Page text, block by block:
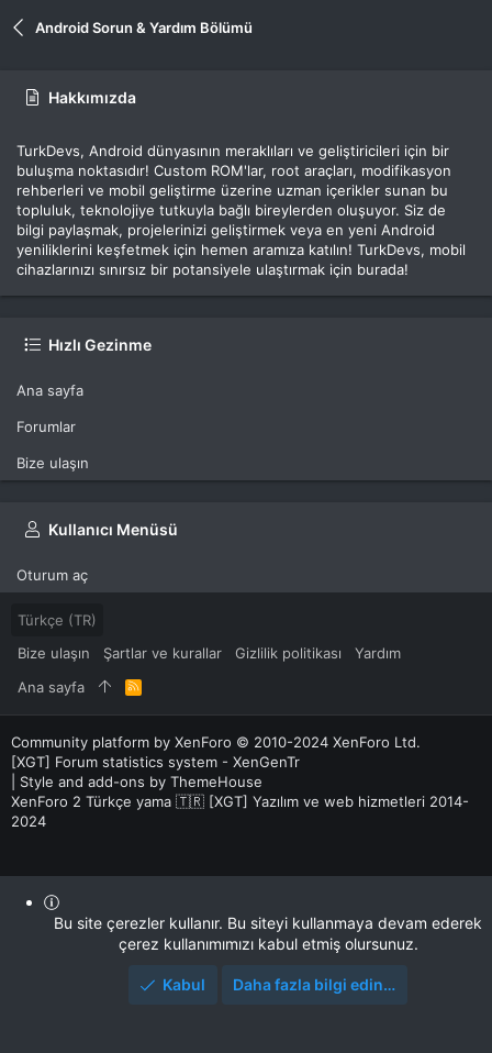
Android Sorun & Yardım Bölümü
Hakkımızda
TurkDevs, Android dünyasının meraklıları ve geliştiricileri için bir
buluşma noktasıdır! Custom ROM'lar, root araçları, modifikasyon
rehberleri ve mobil geliştirme üzerine uzman içerikler sunan bu
topluluk, teknolojiye tutkuyla bağlı bireylerden oluşuyor. Siz de
bilgi paylaşmak, projelerinizi geliştirmek veya en yeni Android
yeniliklerini keşfetmek için hemen aramıza katılın! TurkDevs, mobil
cihazlarınızı sınırsız bir potansiyele ulaştırmak için burada!
Hızlı Gezinme
Ana sayfa
Forumlar
Bize ulaşın
Kullanıcı Menüsü
Oturum aç
Türkçe (TR)
Bize ulaşın
Şartlar ve kurallar Gizlilik politikası
Yardım
Ana sayfa
R
S
Community platform by XenForo © 2010-2024 XenForo Ltd.
[XGT] Forum statistics system - XenGenTr
Style and add-ons by ThemeHouse
XenForo 2 Türkçe yama 🇹🇷 [XGT] Yazılım ve web hizmetleri 2014-
2024
Bu site çerezler kullanır. Bu siteyi kullanmaya devam ederek
çerez kullanımımızı kabul etmiş olursunuz.
Kabul Daha fazla bilgi edin…